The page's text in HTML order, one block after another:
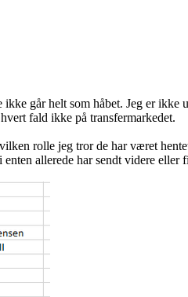
går helt som håbet. Jeg er ikke
fald ikke på transfermarkedet.
rolle jeg tror de har været
allerede har sendt videre eller